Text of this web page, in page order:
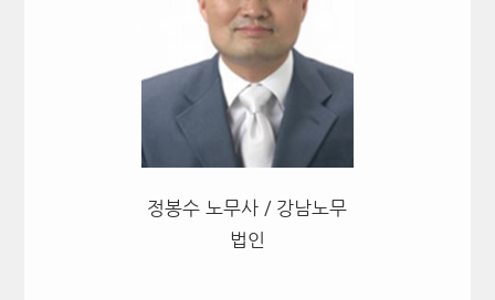
정봉수 노무사 / 강남노무
법인